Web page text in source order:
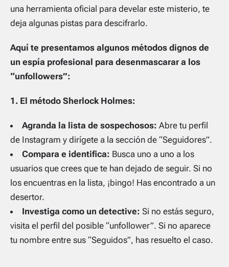
una herramienta oficial para develar este misterio, te
deja algunas pistas para descifrarlo.
Aquí te presentamos algunos métodos dignos de
un espía profesional para desenmascarar a los
“unfollowers”:
1. El método Sherlock Holmes:
Agranda la lista de sospechosos: Abre tu perfil
de Instagram y dirígete a la sección de “Seguidores”.
Compara e identifica: Busca uno a uno a los
usuarios que crees que te han dejado de seguir. Si no
los encuentras en la lista, ¡bingo! Has encontrado a un
desertor.
Investiga como un detective: Si no estás seguro,
visita el perfil del posible “unfollower”. Si no aparece
tu nombre entre sus “Seguidos”, has resuelto el caso.